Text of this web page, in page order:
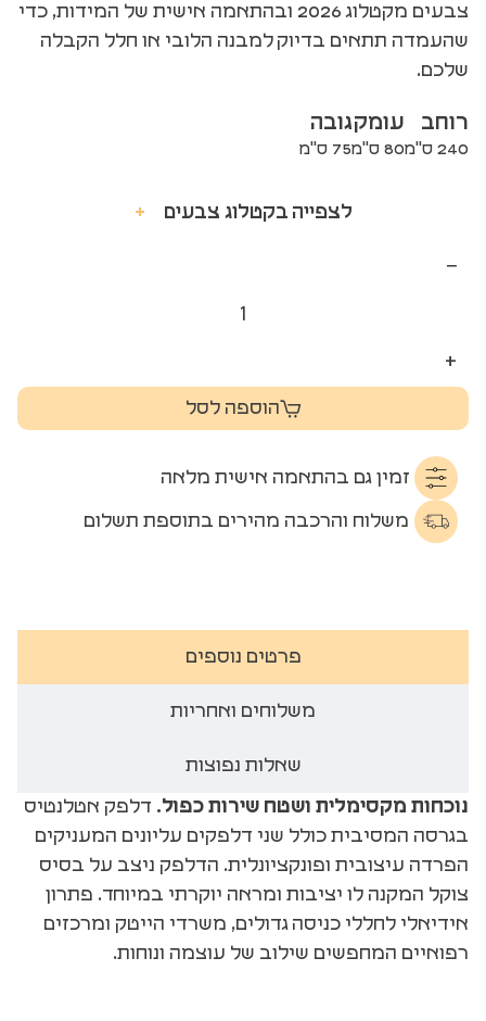
צבעים מקטלוג 2026 ובהתאמה אישית של המידות, כדי
שהעמדה תתאים בדיוק למבנה הלובי או חלל הקבלה
שלכם.
רוחב
240 ס"מ
עומק
80 ס"מ
גובה
75 ס"מ
לצפייה בקטלוג צבעים +
−
+
הוספה לסל
זמין גם בהתאמה אישית מלאה
משלוח והרכבה מהירים בתוספת תשלום
פרטים נוספים
משלוחים ואחריות
שאלות נפוצות
נוכחות מקסימלית ושטח שירות כפול. דלפק אטלנטיס
בגרסה המסיבית כולל שני דלפקים עליונים המעניקים
הפרדה עיצובית ופונקציונלית. הדלפק ניצב על בסיס
צוקל המקנה לו יציבות ומראה יוקרתי במיוחד. פתרון
אידיאלי לחללי כניסה גדולים, משרדי הייטק ומרכזים
רפואיים המחפשים שילוב של עוצמה ונוחות.